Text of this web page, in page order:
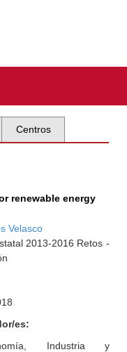
Centros
renewable energy
Velasco
2013-2016 Retos -
es:
Industria y